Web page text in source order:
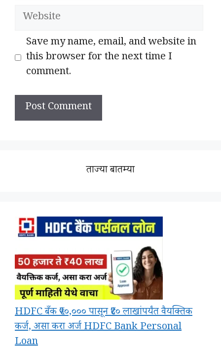
Website
Save my name, email, and website in
this browser for the next time I
comment.
ताज्या बातम्या
HDFC बँक ₹५०,००० पासून ₹४० लाखांपर्यंत वैयक्तिक
कर्ज, असा करा अर्ज HDFC Bank Personal
Loan